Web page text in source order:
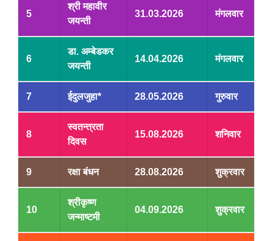
5
श्री महावीर
जयन्ती
31.03.2026 मंगलवार
6
डा. अम्बेडकर
जयन्ती
14.04.2026 मंगलवार
7 ईदुलजुहा* 28.05.2026 गुरुवार
8
स्वतन्त्रता
दिवस
15.08.2026 शनिवार
9 रक्षा बंधन 28.08.2026 शुक्रवार
10
श्रीकृष्ण
जन्माष्टमी
04.09.2026 शुक्रवार